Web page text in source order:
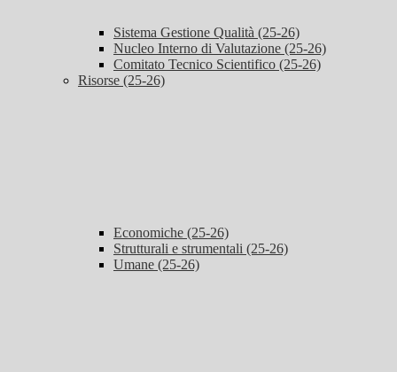
Sistema Gestione Qualità (25-26)
Nucleo Interno di Valutazione (25-26)
Comitato Tecnico Scientifico (25-26)
Risorse (25-26)
Economiche (25-26)
Strutturali e strumentali (25-26)
Umane (25-26)